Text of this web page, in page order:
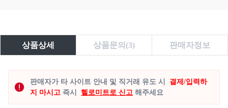
상품상세 상품문의(3) 판매자정보
판매자가 타 사이트 안내 및 직거래 유도 시
결제/입력하
지 마시고 즉시 헬로미트로 신고 해주세요